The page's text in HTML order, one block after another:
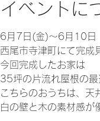
イベントに
6月7日(金)～6月10日
西尾市寺津町にて完成
今回完成したお家は
35坪の片流れ屋根の最
こちらのおうちは、天
白の壁と木の素材感が